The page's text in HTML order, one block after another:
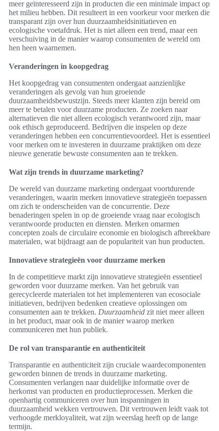
meer geïnteresseerd zijn in producten die een minimale impact op
het milieu hebben. Dit resulteert in een voorkeur voor merken die
transparant zijn over hun duurzaamheidsinitiatieven en
ecologische voetafdruk. Het is niet alleen een trend, maar een
verschuiving in de manier waarop consumenten de wereld om
hen heen waarnemen.
Veranderingen in koopgedrag
Het koopgedrag van consumenten ondergaat aanzienlijke
veranderingen als gevolg van hun groeiende
duurzaamheidsbewustzijn. Steeds meer klanten zijn bereid om
meer te betalen voor duurzame producten. Ze zoeken naar
alternatieven die niet alleen ecologisch verantwoord zijn, maar
ook ethisch geproduceerd. Bedrijven die inspelen op deze
veranderingen hebben een concurrentievoordeel. Het is essentieel
voor merken om te investeren in duurzame praktijken om deze
nieuwe generatie bewuste consumenten aan te trekken.
Wat zijn trends in duurzame marketing?
De wereld van duurzame marketing ondergaat voortdurende
veranderingen, waarin merken innovatieve strategieën toepassen
om zich te onderscheiden van de concurrentie. Deze
benaderingen spelen in op de groeiende vraag naar ecologisch
verantwoorde producten en diensten. Merken omarmen
concepten zoals de circulaire economie en biologisch afbreekbare
materialen, wat bijdraagt aan de populariteit van hun producten.
Innovatieve strategieën voor duurzame merken
In de competitieve markt zijn innovatieve strategieën essentieel
geworden voor duurzame merken. Van het gebruik van
gerecycleerde materialen tot het implementeren van ecosociale
initiatieven, bedrijven bedenken creatieve oplossingen om
consumenten aan te trekken. Duurzaamheid zit niet meer alleen
in het product, maar ook in de manier waarop merken
communiceren met hun publiek.
De rol van transparantie en authenticiteit
Transparantie en authenticiteit zijn cruciale waardecomponenten
geworden binnen de trends in duurzame marketing.
Consumenten verlangen naar duidelijke informatie over de
herkomst van producten en productieprocessen. Merken die
openhartig communiceren over hun inspanningen in
duurzaamheid wekken vertrouwen. Dit vertrouwen leidt vaak tot
verhoogde merkloyaliteit, wat zijn weerslag heeft op de lange
termijn.